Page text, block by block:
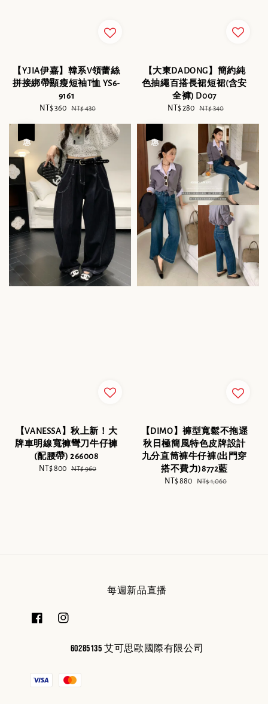
【Y.JIA伊嘉】韓系V領蕾絲
拼接綁帶顯瘦短袖T恤 YS6-
9161
Sale
NT$ 360 Regular
NT$ 430
【大東DADONG】簡約純
色抽繩百搭長裙短裙(含安
全褲) D007
Sale
NT$ 280 Regular
NT$ 340
【VANESSA】秋上新！大
牌車明線寬褲彎刀牛仔褲
(配腰帶) 266008
Sale
NT$ 800 Regular
NT$ 960
【DIMO】褲型寬鬆不拖遝
秋日極簡風特色皮牌設計
九分直筒褲牛仔褲(出門穿
搭不費力)8772藍
Sale
NT$ 880 Regular
NT$ 1,060
每週新品直播
60285135 艾可思歐國際有限公司